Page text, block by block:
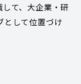
て、大企業・研
として位置づけ